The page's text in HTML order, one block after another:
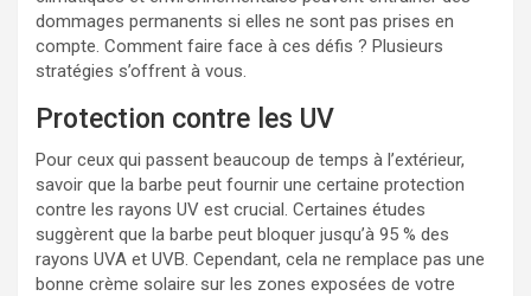
dommages permanents si elles ne sont pas prises en
compte. Comment faire face à ces défis ? Plusieurs
stratégies s’offrent à vous.
Protection contre les UV
Pour ceux qui passent beaucoup de temps à l’extérieur,
savoir que la barbe peut fournir une certaine protection
contre les rayons UV est crucial. Certaines études
suggèrent que la barbe peut bloquer jusqu’à 95 % des
rayons UVA et UVB. Cependant, cela ne remplace pas une
bonne crème solaire sur les zones exposées de votre